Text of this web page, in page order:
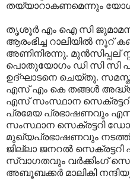
തയ്യാറാകണമെന്നും
തൃശൂര്‍ എം ഐ സി
ആരംഭിച്ച റാലിയില്‍ നൂറ്
അണിനിരന്നു. മുന്‍സിപ്പല്
പൊതുയോഗം ഡി സി സി
ഉദ്ഘാടനെ ചെയ്തു.
എസ് എം കെ തങ്ങള്‍
എസ് സംസ്ഥാന
പ്രമേയ പ്രഭാഷണവും
സംസ്ഥാന സെക്രട്ടറി
മുഖ്യപ്രഭാഷണവും
ജില്ലാ ജനറല്‍ സെക്രട്ടറി
സ്വാഗതവും വര്‍ക്കിംഗ്
അബൂബക്കര്‍ മാലികി